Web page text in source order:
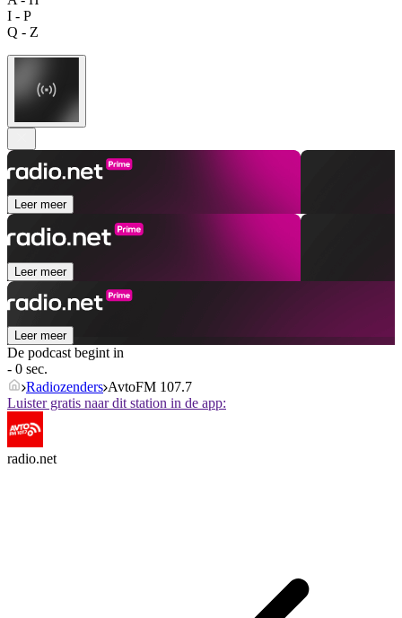
I - P
Q - Z
Leer meer
Leer meer
Leer meer
De podcast begint in
- 0 sec.
Radiozenders AvtoFM 107.7
Luister gratis naar dit station in de app:
radio.net